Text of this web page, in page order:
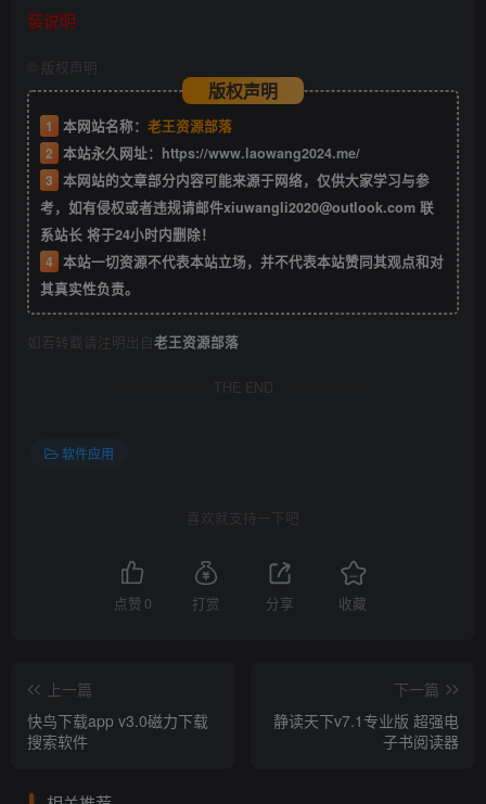
装说明
版权声明
版权声明
1 本网站名称： 老王资源部落
2 本站永久网址： https://www.laowang2024.me/
3 本网站的文章部分内容可能来源于网络，仅供大家学习与参
考，如有侵权或者违规请邮件xiuwangli2020@outlook.com 联
系站长 将于24小时内删除！
4 本站一切资源不代表本站立场，并不代表本站赞同其观点和对
其真实性负责。
如若转载请注明出自老王资源部落
THE END
软件应用
喜欢就支持一下吧
点赞 0 打赏 分享 收藏
上一篇
快鸟下载app v3.0磁力下载
搜索软件
下一篇
静读天下v7.1专业版 超强电
子书阅读器